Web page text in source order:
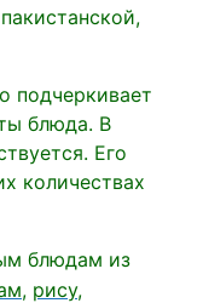
подчеркивает
блюда. В
Его
количествах
блюдам из
, рису,